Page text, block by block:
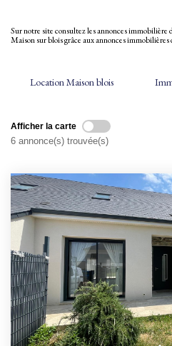
Qui
Nous
Nos
Nos
ESPACE
Créer une alerte
Sur notre site consultez les annonces immobilière
Maison sur blois grâce aux annonces
Location Maison blois
Afficher la carte
6 annonce(s) trouvée(s)